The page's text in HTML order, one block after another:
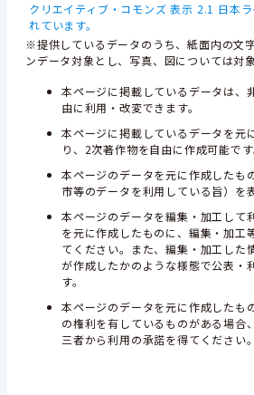
クリエイティブ・コモンズ 表示 2.1 日本
れています。
※提供しているデータのうち、紙面内の文
ンデータ対象とし、写真、図については対
本ページに掲載しているデータは、
由に利用・改変できます。
本ページに掲載しているデータを元
り、2次著作物を自由に作成可能です
本ページのデータを元に作成したも
市等のデータを利用している旨）を
本ページのデータを編集・加工して
を元に作成したものに、編集・加工
てください。また、編集・加工した
が作成したかのような様態で公表・
す。
本ページのデータを元に作成したも
の権利を有しているものがある場合
三者から利用の承諾を得てください。